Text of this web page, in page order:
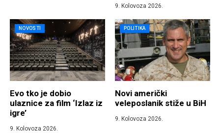
9. Kolovoza 2026.
NOVOSTI
Evo tko je dobio
ulaznice za film ‘Izlaz iz
igre’
9. Kolovoza 2026.
POLITIKA
Novi američki
veleposlanik stiže u BiH
9. Kolovoza 2026.